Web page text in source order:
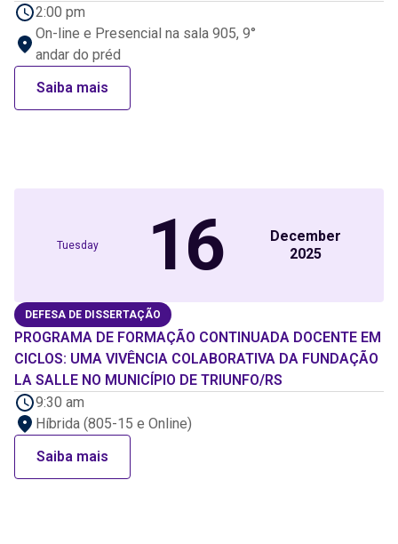
2:00 pm
On-line e Presencial na sala 905, 9°
andar do préd
Saiba mais
Tuesday 16
December
2025
DEFESA DE DISSERTAÇÃO
PROGRAMA DE FORMAÇÃO CONTINUADA DOCENTE EM
CICLOS: UMA VIVÊNCIA COLABORATIVA DA FUNDAÇÃO
LA SALLE NO MUNICÍPIO DE TRIUNFO/RS
9:30 am
Híbrida (805-15 e Online)
Saiba mais